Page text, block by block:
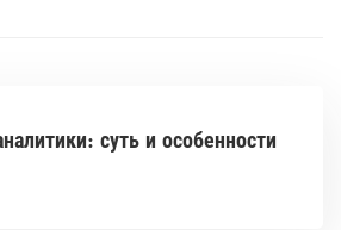
суть и особенности